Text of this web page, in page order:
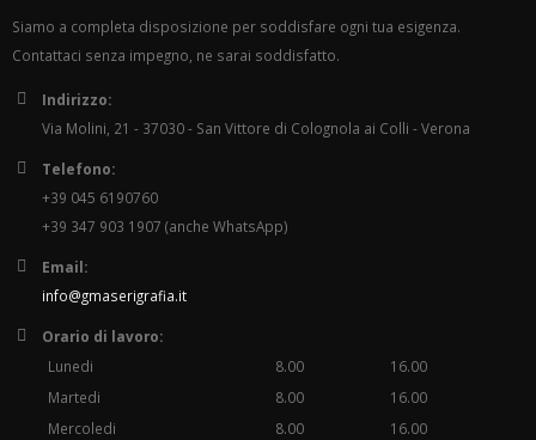
Siamo a completa disposizione per soddisfare ogni tua esigenza.
Contattaci senza impegno, ne sarai soddisfatto.
Indirizzo:
Via Molini, 21 - 37030 - San Vittore di Colognola ai Colli - Verona
Telefono:
+39 045 6190760
+39 347 903 1907 (anche WhatsApp)
Email:
info@gmaserigrafia.it
Orario di lavoro:
Lunedi
8.00
16.00
Martedi
8.00
16.00
Mercoledi
8.00
16.00